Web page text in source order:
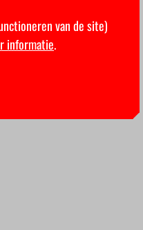
van de site)
informatie.